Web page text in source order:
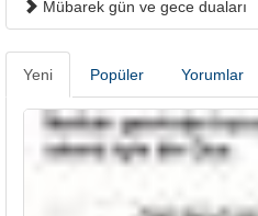
Mübarek gün ve gece duaları
Yeni Popüler Yorumlar